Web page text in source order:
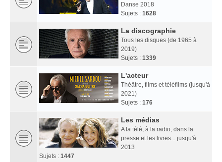
Danse 2018
Sujets : 1628
La discographie
Tous les disques (de 1965 à
2019)
Sujets : 1339
L'acteur
Théâtre, films et téléfilms (jusqu'à
2021)
Sujets : 176
Les médias
A la télé, à la radio, dans la
presse et les livres... jusqu'à
2013
Sujets : 1447